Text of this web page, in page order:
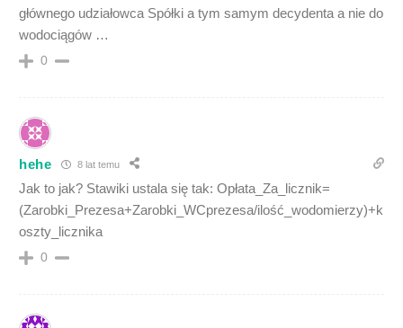
głównego udziałowca Spółki a tym samym decydenta a nie do
wodociągów …
0
hehe 8 lat temu
Jak to jak? Stawiki ustala się tak: Opłata_Za_licznik=
(Zarobki_Prezesa+Zarobki_WCprezesa/ilość_wodomierzy)+k
oszty_licznika
0